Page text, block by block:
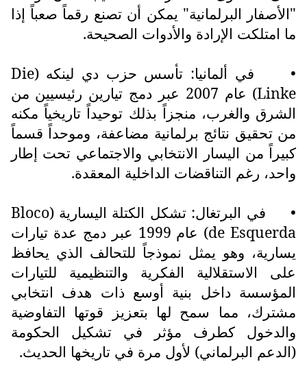
"الأصفار البرلمانية" يمكن أن تصنع رقماً صعباً إذا
ما امتلكت الإرادة والأدوات الصحيحة.
•
في ألمانيا: تأسس حزب دي لينكه (Die
Linke
) عام 2007 عبر دمج تيارين رئيسيين من
الشرق والغرب، منجزاً بذلك توحيداً تاريخياً مكنه
من تحقيق نتائج برلمانية مضاعفة، وموحداً قسماً
كبيراً من اليسار الانتخابي والاجتماعي تحت إطار
واحد، رغم التناقضات الداخلية المعقدة.
•
في البرتغال: تشكل الكتلة اليسارية (Bloco
de Esquerda
) عام 1999 عبر دمج عدة تيارات
يسارية، وهو يمثل نموذجاً للتحالف الذي يحافظ
على الاستقلالية الفكرية والتنظيمية للتيارات
المؤسسة داخل بنية أوسع ذات هدف انتخابي
مشترك، مما سمح لها بتعزيز قوتها التفاوضية
والدخول كطرف مؤثر في تشكيل الحكومة
(الدعم البرلماني) لأول مرة في تاريخها الحديث.